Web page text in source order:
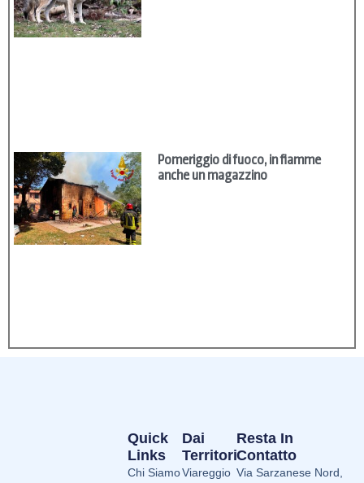
Pomeriggio di fuoco, in fiamme
anche un magazzino
Dai
Territori
Viareggio
Quick
Links
Chi Siamo
Resta In
Contatto
Via Sarzanese Nord,